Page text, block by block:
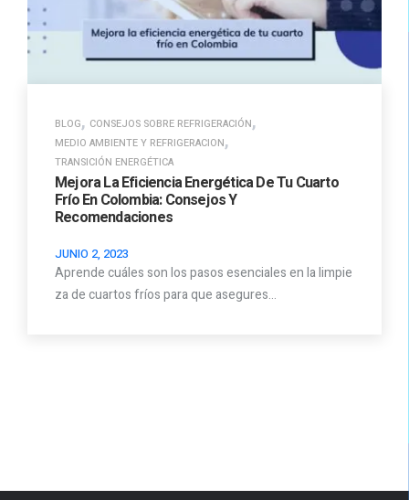
BLOG, CONSEJOS SOBRE REFRIGERACIÓN,
MEDIO AMBIENTE Y REFRIGERACION,
TRANSICIÓN ENERGÉTICA
Mejora La Eficiencia Energética De Tu Cuarto
Frío En Colombia: Consejos Y
Recomendaciones
JUNIO 2, 2023
Aprende cuáles son los pasos esenciales en la limpie
za de cuartos fríos para que asegures…